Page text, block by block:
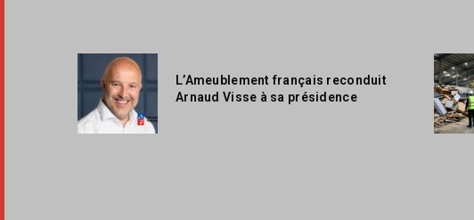
L’Ameublement français reconduit
Arnaud Visse à sa présidence